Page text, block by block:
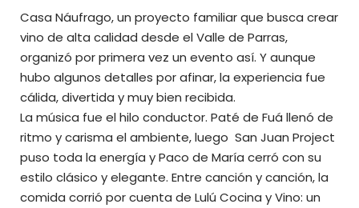
Casa Náufrago, un proyecto familiar que busca crear
vino de alta calidad desde el Valle de Parras,
organizó por primera vez un evento así. Y aunque
hubo algunos detalles por afinar, la experiencia fue
cálida, divertida y muy bien recibida.
La música fue el hilo conductor. Paté de Fuá llenó de
ritmo y carisma el ambiente, luego San Juan Project
puso toda la energía y Paco de María cerró con su
estilo clásico y elegante. Entre canción y canción, la
comida corrió por cuenta de Lulú Cocina y Vino: un